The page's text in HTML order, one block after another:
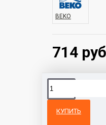
714
BEKO
КУПИТЬ